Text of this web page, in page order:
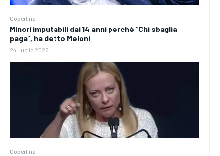
Copertina
Minori imputabili dai 14 anni perché “Chi sbaglia
paga”, ha detto Meloni
24 Luglio 2026
Copertina